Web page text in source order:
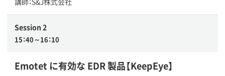
Session 2
15：40～16：10
Emotet に有効な EDR 製品【KeepEye】